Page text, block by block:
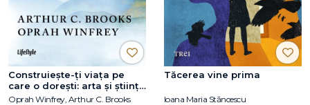
Construiește-ți viața pe
care o dorești: arta și știința
de a deveni mai fericit
Oprah Winfrey, Arthur C. Brooks
Tăcerea vine prima
Ioana Maria Stăncescu